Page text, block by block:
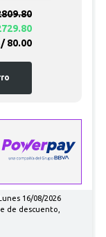
80.00
16/08/2026
de descuento,